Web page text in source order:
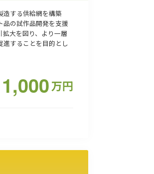
造する供給網を構築
品の試作品開発を支援
大を図り、より一層
進することを目的とし
1,000万円